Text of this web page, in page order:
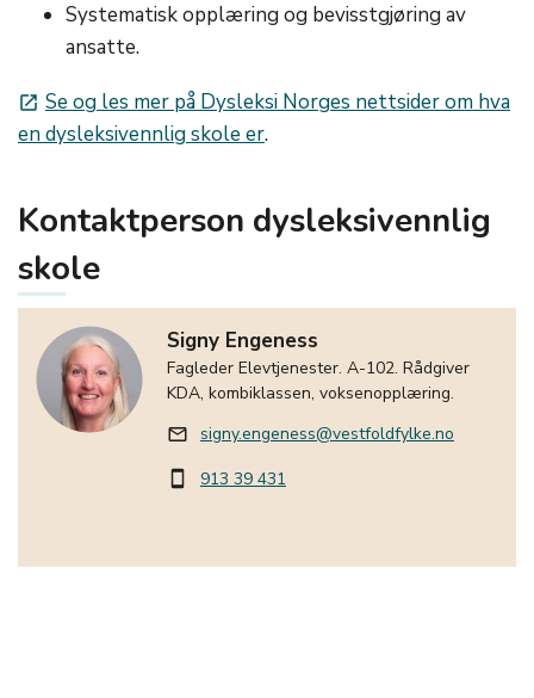
Systematisk opplæring og bevisstgjøring av
ansatte.
launch Se og les mer på Dysleksi Norges nettsider om hva
en dysleksivennlig skole er.
Kontaktperson dysleksivennlig
skole
Signy Engeness
Fagleder Elevtjenester. A-102. Rådgiver
KDA, kombiklassen, voksenopplæring.
mail_outline signy.engeness@vestfoldfylke.no
smartphone 913 39 431